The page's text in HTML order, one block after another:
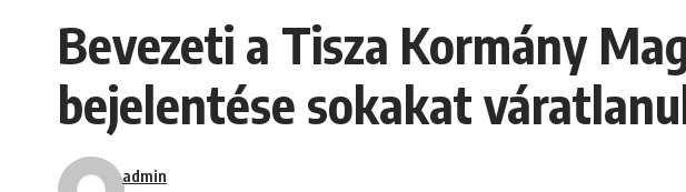
Bevezeti a Tisza Kormány
bejelentése sokakat
admin